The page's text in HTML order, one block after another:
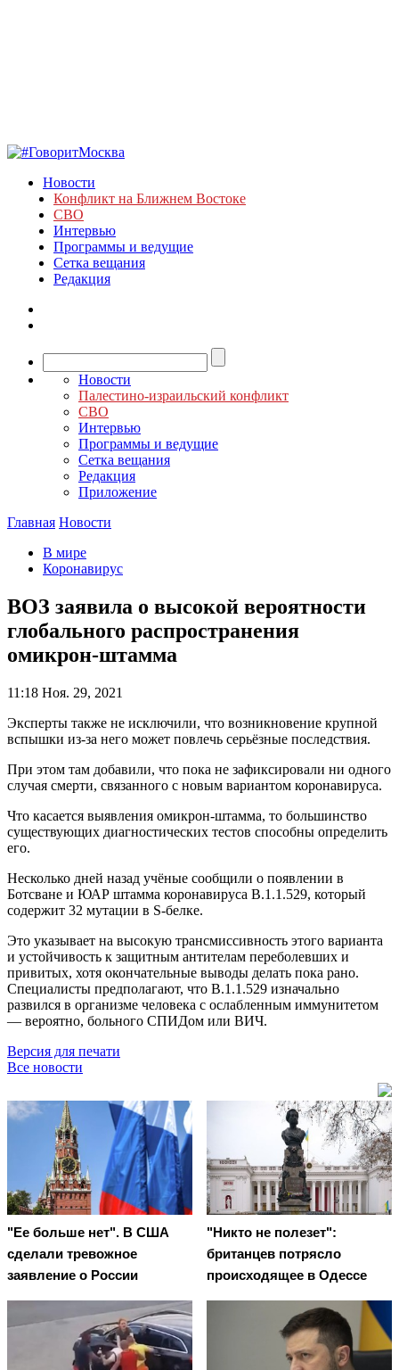
Новости
Конфликт на Ближнем Востоке
СВО
Интервью
Программы и ведущие
Сетка вещания
Редакция
Новости
Палестино-израильский конфликт
СВО
Интервью
Программы и ведущие
Сетка вещания
Редакция
Приложение
Главная Новости
В мире
Коронавирус
ВОЗ заявила о высокой вероятности
глобального распространения
омикрон-штамма
11:18 Ноя. 29, 2021
Эксперты также не исключили, что возникновение крупной
вспышки из-за него может повлечь серьёзные последствия.
При этом там добавили, что пока не зафиксировали ни одного
случая смерти, связанного с новым вариантом коронавируса.
Что касается выявления омикрон-штамма, то большинство
существующих диагностических тестов способны определить
его.
Несколько дней назад учёные сообщили о появлении в
Ботсване и ЮАР штамма коронавируса B.1.1.529, который
содержит 32 мутации в S-белке.
Это указывает на высокую трансмиссивность этого варианта
и устойчивость к защитным антителам переболевших и
привитых, хотя окончательные выводы делать пока рано.
Специалисты предполагают, что B.1.1.529 изначально
развился в организме человека с ослабленным иммунитетом
— вероятно, больного СПИДом или ВИЧ.
Версия для печати
Все новости
"Ее больше нет". В США
сделали тревожное
заявление о России
"Никто не полезет":
британцев потрясло
происходящее в Одессе